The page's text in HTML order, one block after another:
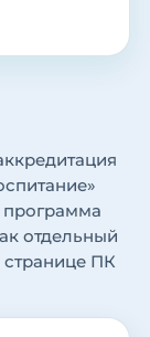
программа
отдельный
ПК